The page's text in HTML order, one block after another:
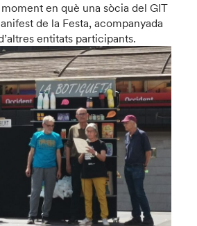
en què una sòcia del GIT
de la Festa, acompanyada
entitats participants.